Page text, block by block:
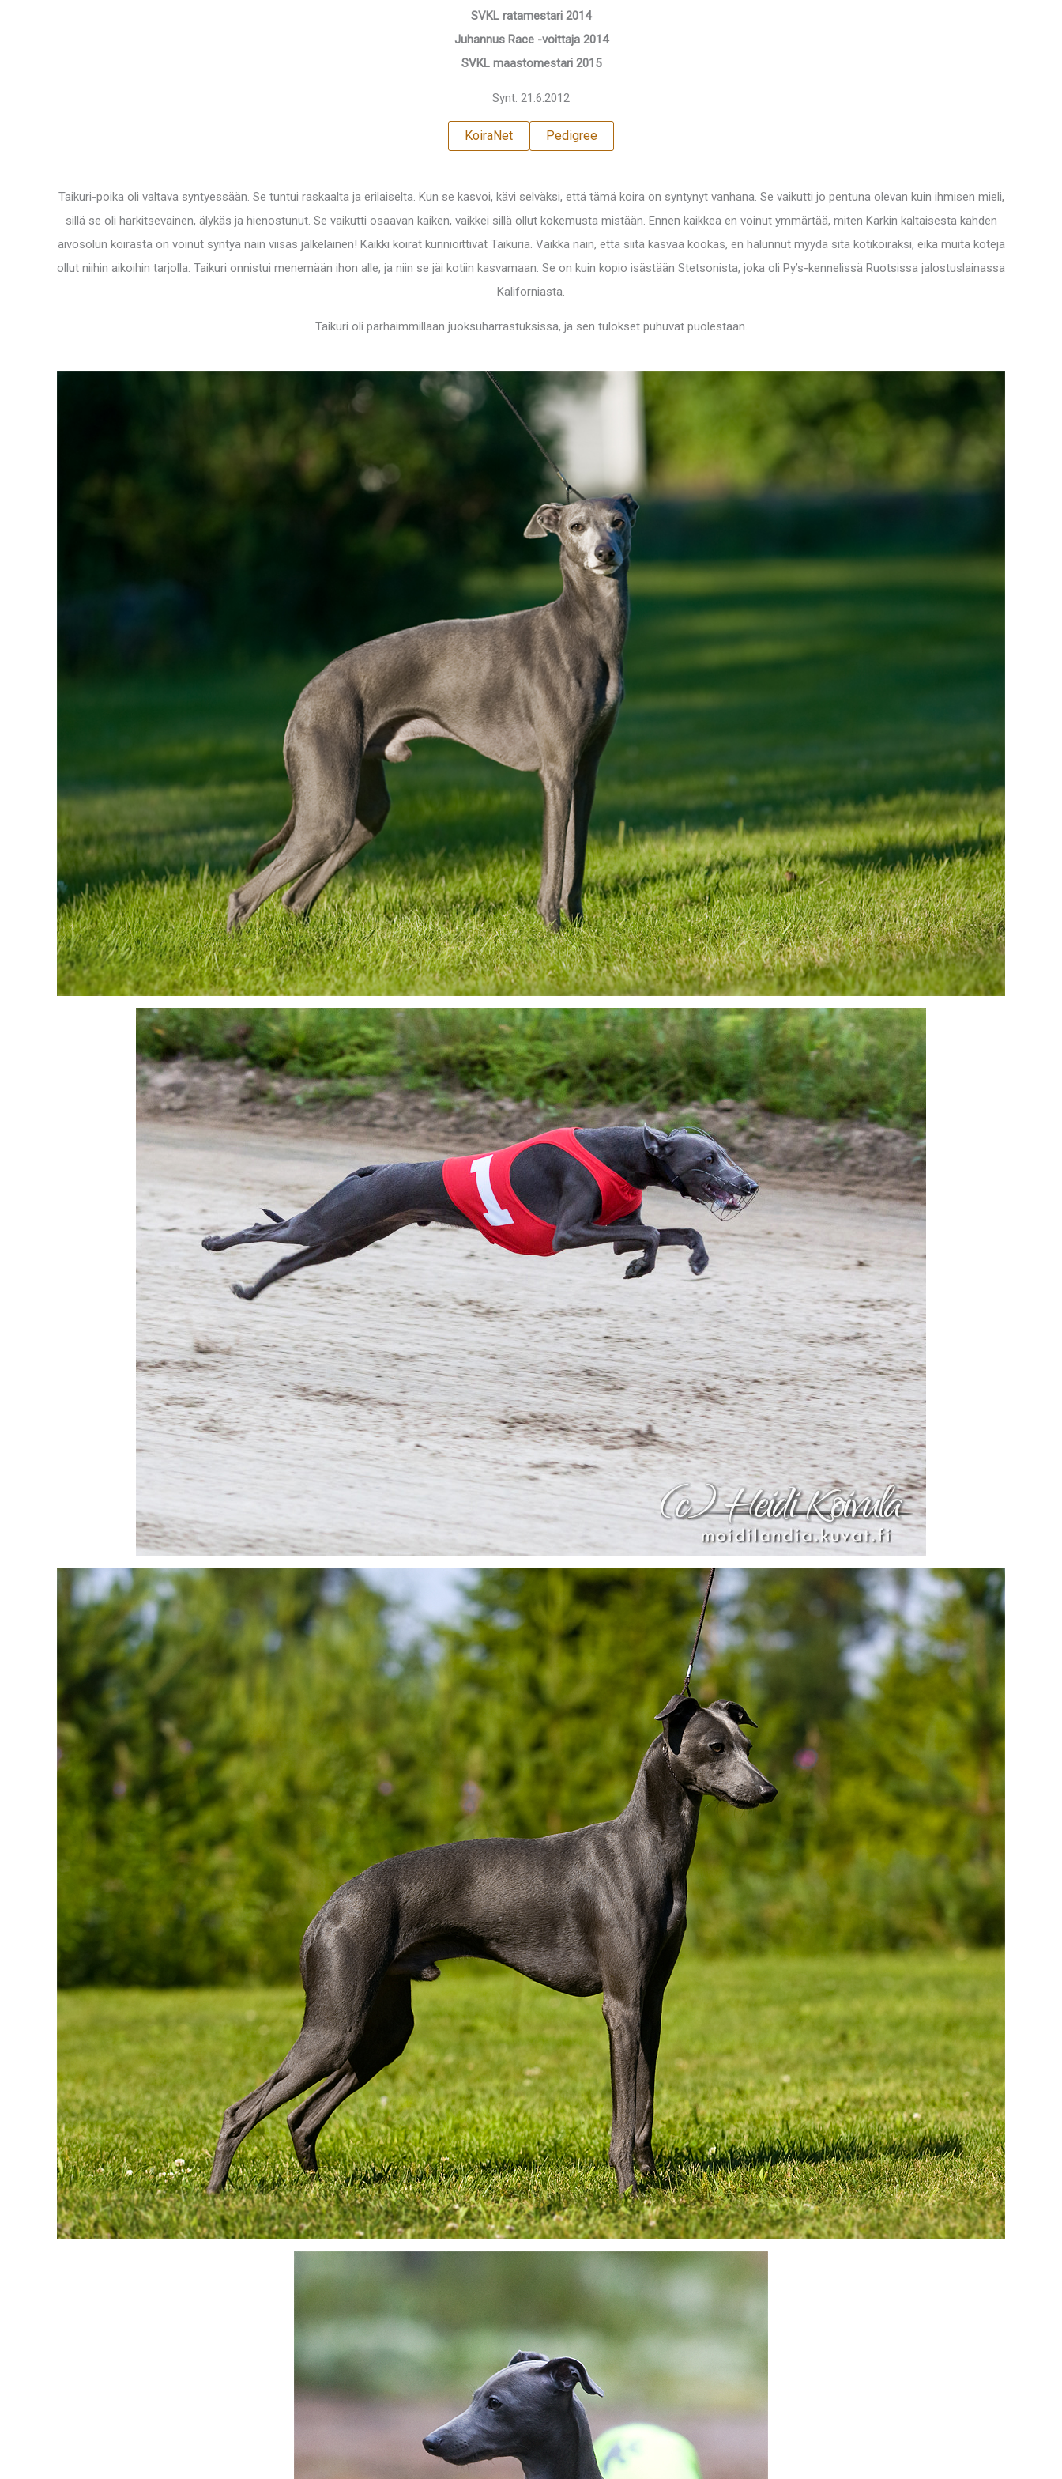
SVKL ratamestari 2014
Juhannus Race -voittaja 2014
SVKL maastomestari 2015
Synt. 21.6.2012
KoiraNet Pedigree
Taikuri-poika oli valtava syntyessään. Se tuntui raskaalta ja erilaiselta. Kun se kasvoi, kävi selväksi, että tämä koira on syntynyt vanhana. Se vaikutti jo pentuna olevan kuin ihmisen mieli,
sillä se oli harkitsevainen, älykäs ja hienostunut. Se vaikutti osaavan kaiken, vaikkei sillä ollut kokemusta mistään. Ennen kaikkea en voinut ymmärtää, miten Karkin kaltaisesta kahden
aivosolun koirasta on voinut syntyä näin viisas jälkeläinen! Kaikki koirat kunnioittivat Taikuria. Vaikka näin, että siitä kasvaa kookas, en halunnut myydä sitä kotikoiraksi, eikä muita koteja
ollut niihin aikoihin tarjolla. Taikuri onnistui menemään ihon alle, ja niin se jäi kotiin kasvamaan. Se on kuin kopio isästään Stetsonista, joka oli Py’s-kennelissä Ruotsissa jalostuslainassa
Kaliforniasta.
Taikuri oli parhaimmillaan juoksuharrastuksissa, ja sen tulokset puhuvat puolestaan.